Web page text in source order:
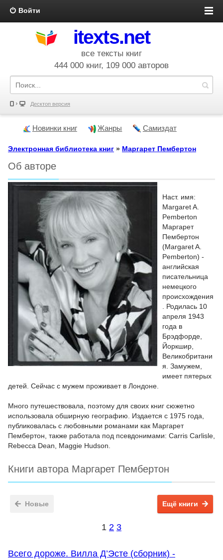
Войти
itexts.net
все тексты книг
444 000 книг, 109 000 авторов
Десктоп версия
Новинки книг Жанры Самиздат
Электронная библиотека книг » Маргарет Пембертон
Об авторе
Наст. имя:
Margaret A.
Pemberton
Маргарет
Пембертон
(Margaret A.
Pemberton) -
английская
писательница
немецкого
происхождения
. Родилась 10
апреля 1943
года в
Брэдфорде,
Йоркшир,
Великобритани
я. Замужем,
имеет пятерых
детей. Сейчас с мужем проживает в Лондоне.
Много путешествовала, поэтому для своих книг сюжетно
использовала обширную географию. Издается с 1975 года,
публиковалась с любовными романами как Маргарет
Пембертон, также работала под псевдонимами: Carris Carlisle,
Rebecca Dean, Maggie Hudson.
Книги автора Маргарет Пембертон
Новые Ещё книги
1 2 3
Всего дороже. Вилла Д’Эсте (сборник) -